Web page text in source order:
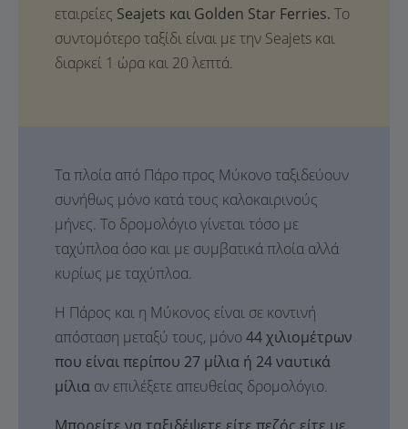
εταιρείες Seajets και Golden Star Ferries. Το
συντομότερο ταξίδι είναι με την Seajets και
διαρκεί 1 ώρα και 20 λεπτά.
Τα πλοία από Πάρο προς Μύκονο ταξιδεύουν
συνήθως μόνο κατά τους καλοκαιρινούς
μήνες. Το δρομολόγιο γίνεται τόσο με
ταχύπλοα όσο και με συμβατικά πλοία αλλά
κυρίως με ταχύπλοα.
Η Πάρος και η Μύκονος είναι σε κοντινή
απόσταση μεταξύ τους, μόνο44 χιλιομέτρων
που είναι περίπου 27 μίλια ή 24 ναυτικά
μίλια αν επιλέξετε απευθείας δρομολόγιο.